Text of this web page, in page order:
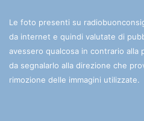
Le foto presenti su
da internet e quindi valutate di
avessero qualcosa in contrario alla
da segnalarlo alla direzione che
rimozione delle immagini utilizzate.